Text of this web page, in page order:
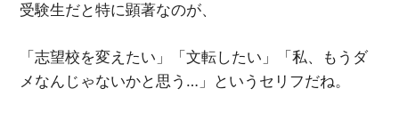
受験生だと特に顕著なのが、
「志望校を変えたい」「文転したい」「私、もうダ
メなんじゃないかと思う…」というセリフだね。